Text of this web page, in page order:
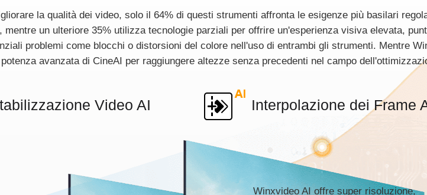
la qualità dei video, solo il 64% di questi strumenti affronta le esigenze più basilari
un ulteriore 35% utilizza tecnologie parziali per offrire un'esperienza visiva elevata,
problemi come blocchi o distorsioni del colore nell'uso di entrambi gli strumenti. Mentre
avanzata di CineAI per raggiungere altezze senza precedenti nel campo
Video AI Interpolazione dei Frame
Winxvideo AI offre super risoluzione,